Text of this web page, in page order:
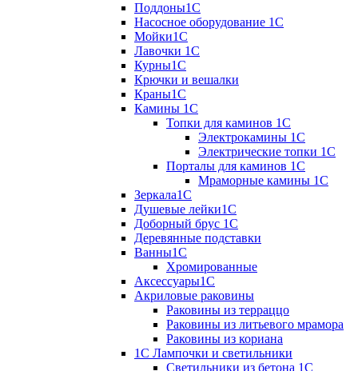
Поддоны1С
Насосное оборудование 1С
Мойки1С
Лавочки 1С
Курны1С
Крючки и вешалки
Краны1С
Камины 1C
Топки для каминов 1C
Электрокамины 1С
Электрические топки 1C
Порталы для каминов 1С
Мраморные камины 1C
Зеркала1С
Душевые лейки1С
Доборный брус 1С
Деревянные подставки
Ванны1С
Хромированные
Аксессуары1С
Акриловые раковины
Раковины из терраццо
Раковины из литьевого мрамора
Раковины из кориана
1С Лампочки и светильники
Светильники из бетона 1С